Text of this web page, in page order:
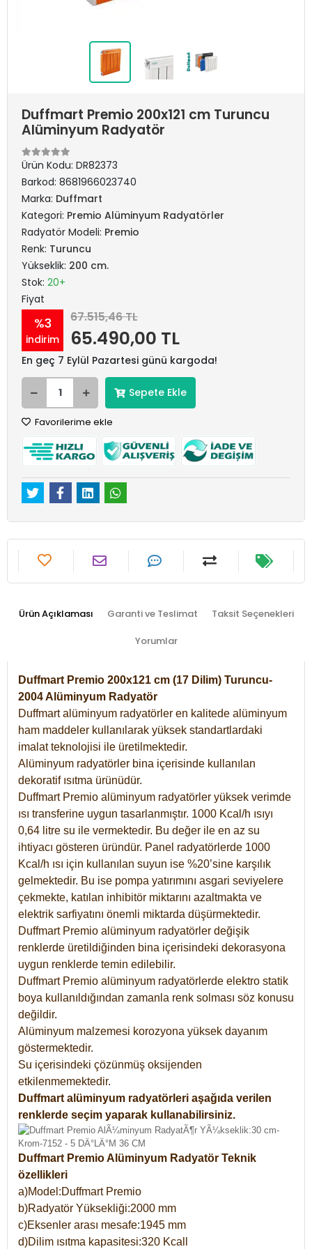
Duffmart Premio 200x121 cm Turuncu
Alüminyum Radyatör
Ürün Kodu: DR82373
Barkod: 8681966023740
Marka: Duffmart
Kategori: Premio Alüminyum Radyatörler
Radyatör Modeli: Premio
Renk: Turuncu
Yükseklik: 200 cm.
Stok: 20+
Fiyat
%3
indirim
67.515,46 TL
65.490,00 TL
En geç 7 Eylül Pazartesi günü kargoda!
Sepete Ekle
Favorilerime ekle
Ürün Açıklaması Garanti ve Teslimat Taksit Seçenekleri
Yorumlar
Duffmart Premio 200x121 cm (17 Dilim) Turuncu-
2004 Alüminyum Radyatör
Duffmart alüminyum radyatörler en kalitede alüminyum
ham maddeler kullanılarak yüksek standartlardaki
imalat teknolojisi ile üretilmektedir.
Alüminyum radyatörler bina içerisinde kullanılan
dekoratif ısıtma ürünüdür.
Duffmart Premio alüminyum radyatörler yüksek verimde
ısı transferine uygun tasarlanmıştır. 1000 Kcal/h ısıyı
0,64 litre su ile vermektedir. Bu değer ile en az su
ihtiyacı gösteren üründür. Panel radyatörlerde 1000
Kcal/h ısı için kullanılan suyun ise %20’sine karşılık
gelmektedir. Bu ise pompa yatırımını asgari seviyelere
çekmekte, katılan inhibitör miktarını azaltmakta ve
elektrik sarfiyatını önemli miktarda düşürmektedir.
Duffmart Premio alüminyum radyatörler değişik
renklerde üretildiğinden bina içerisindeki dekorasyona
uygun renklerde temin edilebilir.
Duffmart Premio alüminyum radyatörlerde elektro statik
boya kullanıldığından zamanla renk solması söz konusu
değildir.
Alüminyum malzemesi korozyona yüksek dayanım
göstermektedir.
Su içerisindeki çözünmüş oksijenden
etkilenmemektedir.
Duffmart alüminyum radyatörleri aşağıda verilen
renklerde seçim yaparak kullanabilirsiniz.
Duffmart Premio Alüminyum Radyatör Teknik
özellikleri
a)Model:Duffmart Premio
b)Radyatör Yüksekliği:2000 mm
c)Eksenler arası mesafe:1945 mm
d)Dilim ısıtma kapasitesi:320 Kcall